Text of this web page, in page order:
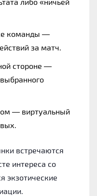
команды —
за матч.
стороне —
— виртуальный
встречаются
интереса со
экзотические